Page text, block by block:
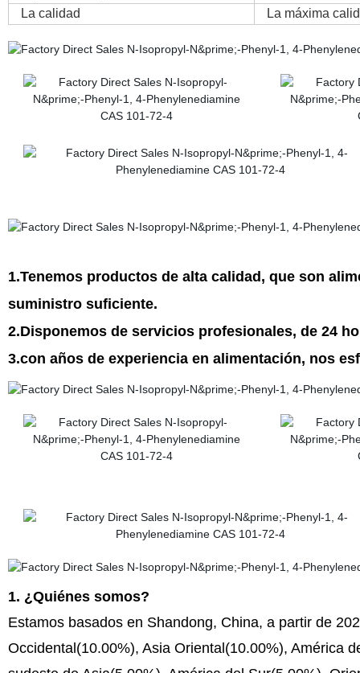
La calidad
La máxima
1.Tenemos productos de alta calidad, que son
suministro suficiente.
2.Disponemos de servicios profesionales, de 24
3.con años de experiencia en alimentación, nos
1. ¿Quiénes somos?
Estamos basados en Shandong, China, a partir de
Occidental(10.00%), Asia Oriental(10.00%), América